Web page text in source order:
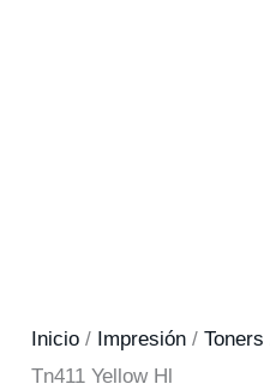
Inicio / Impresión /Toners
Tn411 Yellow Hl